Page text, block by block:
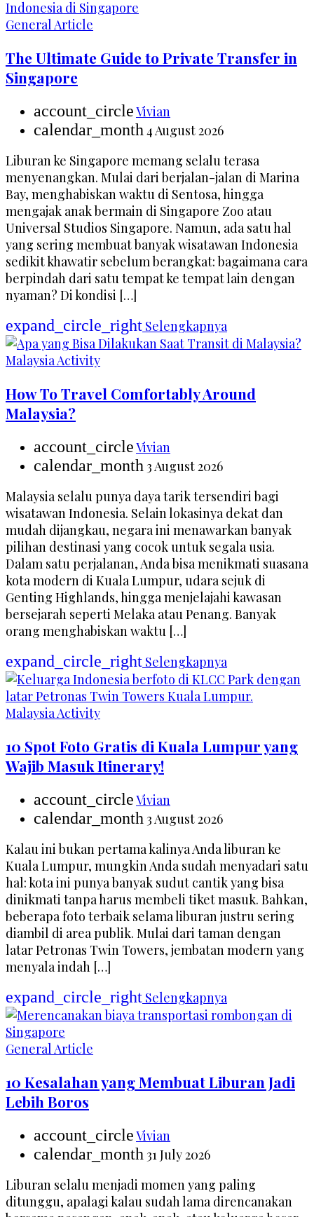
General Article
The Ultimate Guide to Private Transfer in
Singapore
account_circleVivian
calendar_month 4 August 2026
Liburan ke Singapore memang selalu terasa
menyenangkan. Mulai dari berjalan-jalan di Marina
Bay, menghabiskan waktu di Sentosa, hingga
mengajak anak bermain di Singapore Zoo atau
Universal Studios Singapore. Namun, ada satu hal
yang sering membuat banyak wisatawan Indonesia
sedikit khawatir sebelum berangkat: bagaimana cara
berpindah dari satu tempat ke tempat lain dengan
nyaman? Di kondisi […]
expand_circle_right Selengkapnya
Malaysia Activity
How To Travel Comfortably Around
Malaysia?
account_circleVivian
calendar_month 3 August 2026
Malaysia selalu punya daya tarik tersendiri bagi
wisatawan Indonesia. Selain lokasinya dekat dan
mudah dijangkau, negara ini menawarkan banyak
pilihan destinasi yang cocok untuk segala usia.
Dalam satu perjalanan, Anda bisa menikmati suasana
kota modern di Kuala Lumpur, udara sejuk di
Genting Highlands, hingga menjelajahi kawasan
bersejarah seperti Melaka atau Penang. Banyak
orang menghabiskan waktu […]
expand_circle_right Selengkapnya
Malaysia Activity
10 Spot Foto Gratis di Kuala Lumpur yang
Wajib Masuk Itinerary!
account_circleVivian
calendar_month 3 August 2026
Kalau ini bukan pertama kalinya Anda liburan ke
Kuala Lumpur, mungkin Anda sudah menyadari satu
hal: kota ini punya banyak sudut cantik yang bisa
dinikmati tanpa harus membeli tiket masuk. Bahkan,
beberapa foto terbaik selama liburan justru sering
diambil di area publik. Mulai dari taman dengan
latar Petronas Twin Towers, jembatan modern yang
menyala indah […]
expand_circle_right Selengkapnya
General Article
10 Kesalahan yang Membuat Liburan Jadi
Lebih Boros
account_circleVivian
calendar_month 31 July 2026
Liburan selalu menjadi momen yang paling
ditunggu, apalagi kalau sudah lama direncanakan